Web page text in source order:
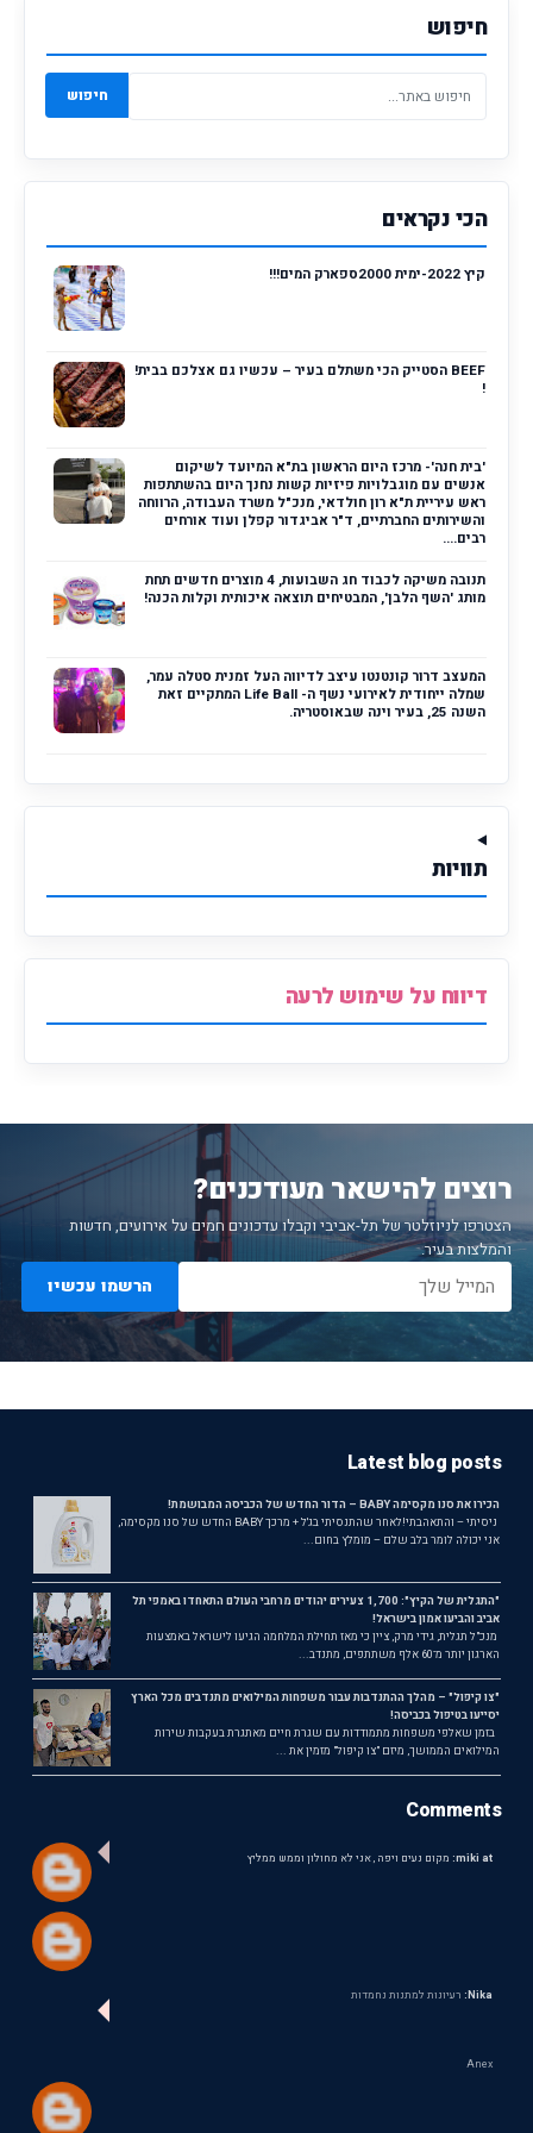
חיפוש
חיפוש
הכי נקראים
קיץ 2022-ימית 2000ספארק המים!!!
BEEF הסטייק הכי משתלם בעיר – עכשיו גם אצלכם בבית!
!
'בית חנה'- מרכז היום הראשון בת"א המיועד לשיקום
אנשים עם מוגבלויות פיזיות קשות נחנך היום בהשתתפות
ראש עיריית ת"א רון חולדאי, מנכ"ל משרד העבודה, הרווחה
והשירותים החברתיים, ד"ר אביגדור קפלן ועוד אורחים
רבים....
תנובה משיקה לכבוד חג השבועות, 4 מוצרים חדשים תחת
מותג 'השף הלבן', המבטיחים תוצאה איכותית וקלות הכנה!
המעצב דרור קונטנטו עיצב לדיווה העל זמנית סטלה עמר,
שמלה ייחודית לאירועי נשף ה- Life Ball המתקיים זאת
השנה 25, בעיר וינה שבאוסטריה.
תוויות
דיווח על שימוש לרעה
רוצים להישאר מעודכנים?
הצטרפו לניוזלטר של תל-אביבי וקבלו עדכונים חמים על אירועים, חדשות
והמלצות בעיר.
הרשמו עכשיו
Latest blog posts
הכירו את סנו מקסימה BABY – הדור החדש של הכביסה המבושמת!
ניסיתי – והתאהבתי!לאחר שהתנסיתי בג'ל + מרכך BABY החדש של סנו מקסימה,
אני יכולה לומר בלב שלם – מומלץ בחום...
"התגלית של הקיץ": 1,700 צעירים יהודים מרחבי העולם התאחדו באמפי תל
אביב והביעו אמון בישראל!
מנכ"ל תגלית, גידי מרק, ציין כי מאז תחילת המלחמה הגיעו לישראל באמצעות
הארגון יותר מ־60 אלף משתתפים, מתנדב...
"צו קיפול" – מהלך ההתנדבות עבור משפחות המילואים מתנדבים מכל הארץ
יסייעו בטיפול בכביסה!
בזמן שאלפי משפחות מתמודדות עם שגרת חיים מאתגרת בעקבות שירות
המילואים הממושך, מיזם "צו קיפול" מזמין את ...
Comments
miki at: מקום נעים ויפה , אני לא מחולון וממש ממליץ
Nika: רעיונות למתנות נחמדות
Anex